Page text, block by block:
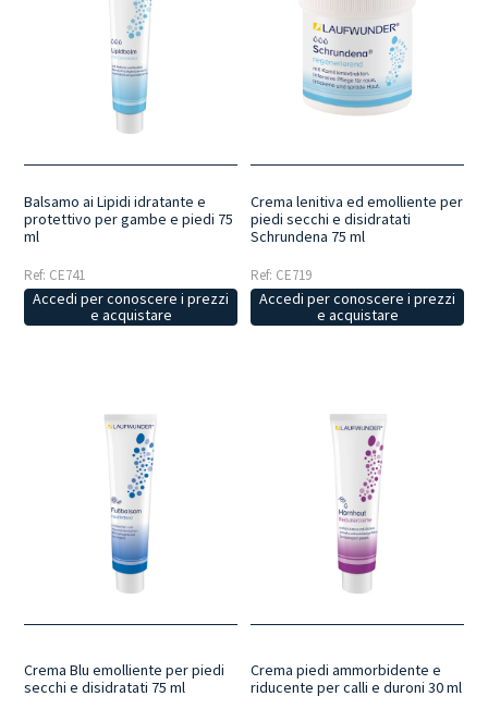
Balsamo ai Lipidi idratante e
protettivo per gambe e piedi 75
ml
Ref: CE741
Accedi per conoscere i prezzi
e acquistare
Crema lenitiva ed emolliente per
piedi secchi e disidratati
Schrundena 75 ml
Ref: CE719
Accedi per conoscere i prezzi
e acquistare
Crema Blu emolliente per piedi
secchi e disidratati 75 ml
Crema piedi ammorbidente e
riducente per calli e duroni 30 ml